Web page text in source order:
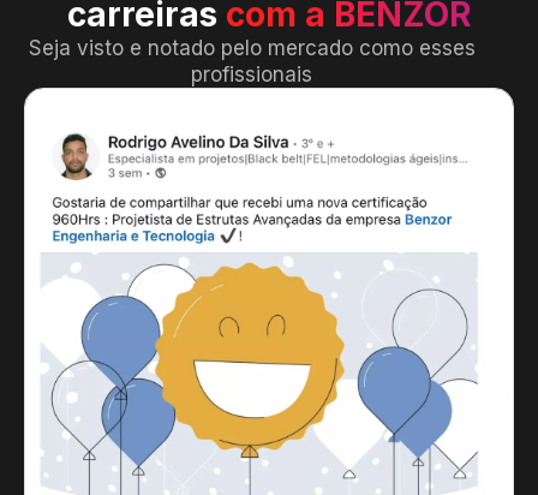
carreiras com a BENZOR
Seja visto e notado pelo mercado como esses
profissionais